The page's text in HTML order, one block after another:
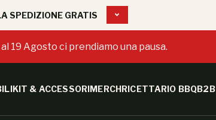
SPEDIZIONE GRATIS
al 19 Agosto ci prendiamo una pausa.
KIT & ACCESSORIMERCHRICETTARIO BBQB2B